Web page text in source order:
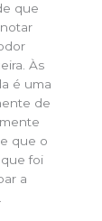
que
Às
é uma
de
que o
foi
a